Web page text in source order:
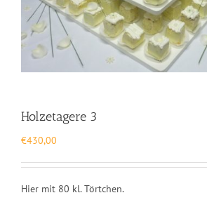
Holzetagere 3
€430,00
Hier mit 80 kl. Törtchen.